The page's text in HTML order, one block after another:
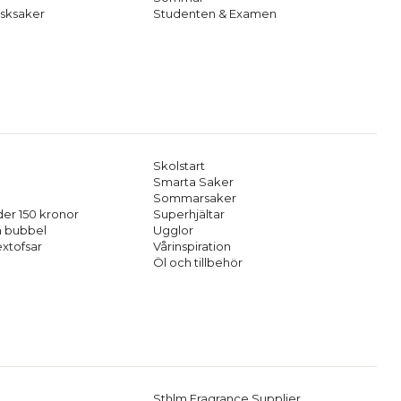
Studenten & Examen
150 kronor
bubbel
Skolstart
Smarta Saker
Sommarsaker
Superhjältar
Ugglor
Vårinspiration
Öl och tillbehör